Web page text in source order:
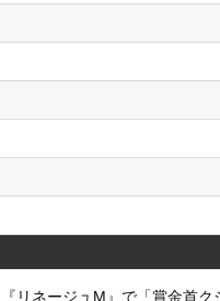
『リネージュM』で「賞金首